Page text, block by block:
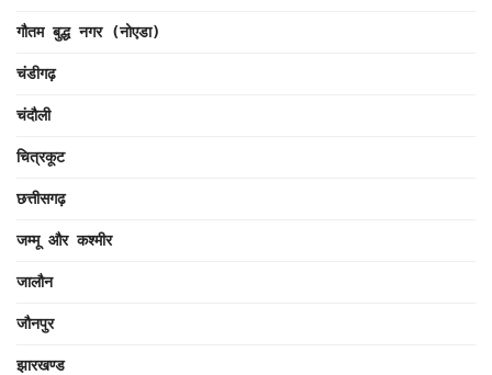
गौतम बुद्ध नगर (नोएडा)
चंडीगढ़
चंदौली
चित्रकूट
छत्तीसगढ़
जम्मू और कश्मीर
जालौन
जौनपुर
झारखण्ड